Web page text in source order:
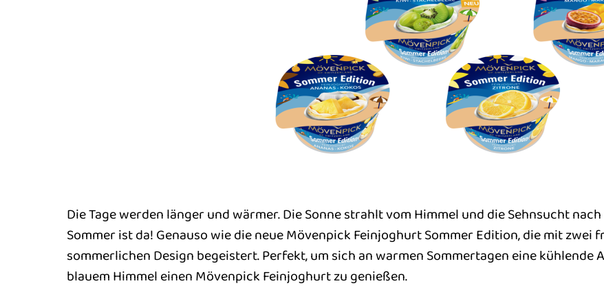
Die Tage werden länger und wärmer. Die Sonne strahlt vom Himmel und die Sehnsucht
Sommer ist da! Genauso wie die neue Mövenpick Feinjoghurt Sommer Edition, die mit
sommerlichen Design begeistert. Perfekt, um sich an warmen Sommertagen eine
blauem Himmel einen Mövenpick Feinjoghurt zu genießen.